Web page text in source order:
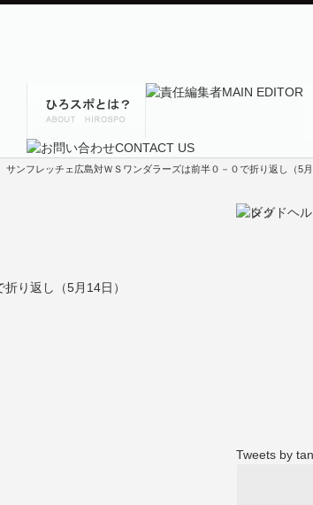
サンフレッチェ広島対ＷＳワンダラーズは前半０－０で折り返し（5月
り返し（5月14日）
Tweets by